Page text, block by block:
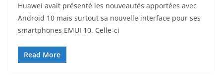
Huawei avait présenté les nouveautés apportées avec
Android 10 mais surtout sa nouvelle interface pour ses
smartphones EMUI 10. Celle-ci
Read More